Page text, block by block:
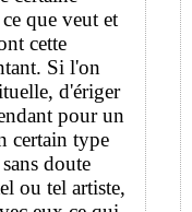
que veut et
cette
Si l'on
d'ériger
pour un
certain type
doute
ou tel artiste,